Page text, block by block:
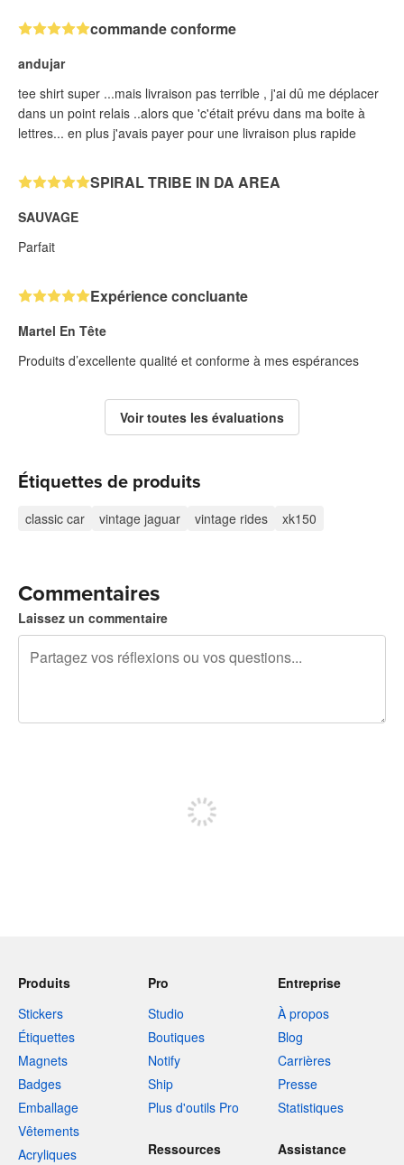
commande conforme
andujar
tee shirt super ...mais livraison pas terrible , j'ai dû me déplacer
dans un point relais ..alors que 'c'était prévu dans ma boite à
lettres... en plus j'avais payer pour une livraison plus rapide
SPIRAL TRIBE IN DA AREA
SAUVAGE
Parfait
Expérience concluante
Martel En Tête
Produits d’excellente qualité et conforme à mes espérances
Voir toutes les évaluations
Étiquettes de produits
classic car vintage jaguar vintage rides xk150
Commentaires
Laissez un commentaire
Produits
Stickers
Étiquettes
Magnets
Badges
Emballage
Vêtements
Acryliques
Pro
Studio
Boutiques
Notify
Ship
Plus d'outils Pro
Entreprise
À propos
Blog
Carrières
Presse
Statistiques
Ressources Assistance